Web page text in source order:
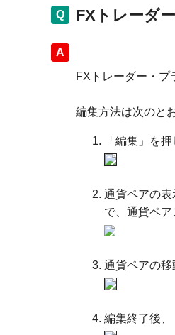
FXトレーダ
回答
FXトレーダー・プ
編集方法は次のと
「編集」を
通貨ペアの表
で、通貨ペア
通貨ペアの移
編集終了後、